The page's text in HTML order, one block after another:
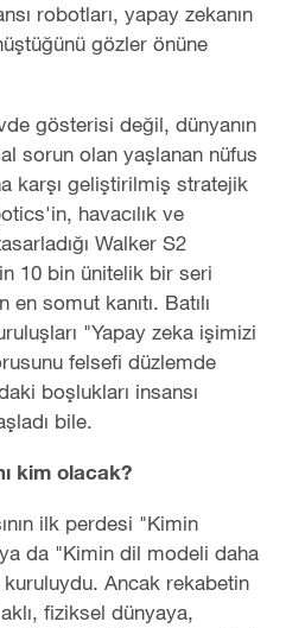
robotları, yapay zekanın
gözler önüne
gösterisi değil, dünyanın
sorun olan yaşlanan nüfus
karşı geliştirilmiş stratejik
havacılık ve
Walker S2
10 bin ünitelik bir seri
somut kanıtı. Batılı
"Yapay zeka işimizi
felsefi düzlemde
boşlukları insansı
bile.
kim olacak?
ilk perdesi "Kimin
da "Kimin dil modeli daha
kuruluydu. Ancak rekabetin
fiziksel dünyaya,